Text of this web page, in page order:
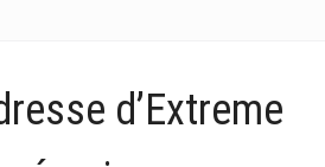
d’Extreme